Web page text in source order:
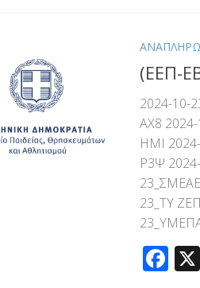
(ΕΕΠ-
2024-10-
ΑΧ8
ΗΜΙ
Ρ3Ψ
23_ΤΥ